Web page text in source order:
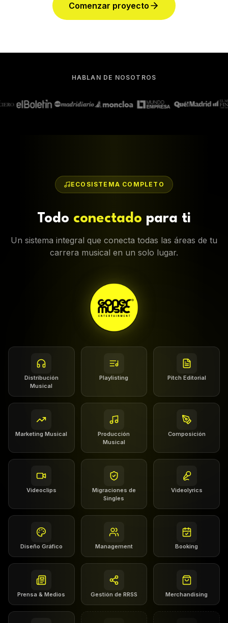
Comenzar proyecto
HABLAN DE NOSOTROS
ECOSISTEMA COMPLETO
Todo conectado para ti
Un sistema integral que conecta todas las áreas de tu
carrera musical en un solo lugar.
Distribución
Musical
Playlisting Pitch Editorial
Marketing Musical
Producción
Musical
Composición
Videoclips
Migraciones de
Singles
Videolyrics
Diseño Gráfico Management Booking
Prensa & Medios Gestión de RRSS Merchandising